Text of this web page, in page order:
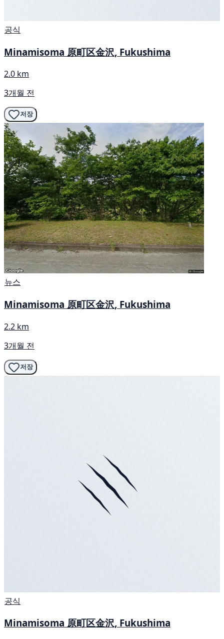
공식
Minamisoma 原町区金沢, Fukushima
2.0 km
3개월 전
저장
뉴스
Minamisoma 原町区金沢, Fukushima
2.2 km
3개월 전
저장
공식
Minamisoma 原町区金沢, Fukushima